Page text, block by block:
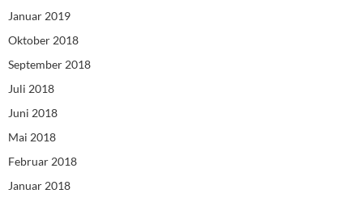
Januar 2019
Oktober 2018
September 2018
Juli 2018
Juni 2018
Mai 2018
Februar 2018
Januar 2018